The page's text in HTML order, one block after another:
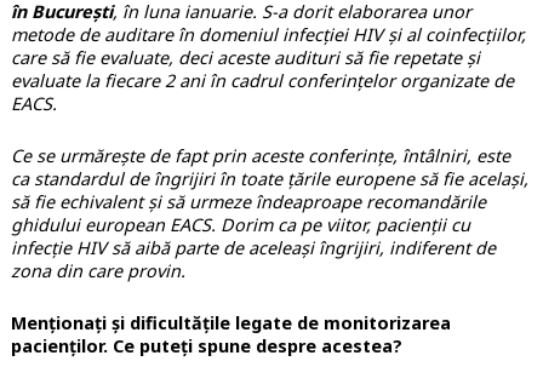
în București, în luna ianuarie. S-a dorit elaborarea unor
metode de auditare în domeniul infecției HIV și al coinfecțiilor,
care să fie evaluate, deci aceste audituri să fie repetate și
evaluate la fiecare 2 ani în cadrul conferințelor organizate de
EACS.
Ce se urmărește de fapt prin aceste conferințe, întâlniri, este
ca standardul de îngrijiri în toate țările europene să fie același,
să fie echivalent și să urmeze îndeaproape recomandările
ghidului european EACS. Dorim ca pe viitor, pacienții cu
infecție HIV să aibă parte de aceleași îngrijiri, indiferent de
zona din care provin.
Menționați și dificultățile legate de monitorizarea
pacienților. Ce puteți spune despre acestea?